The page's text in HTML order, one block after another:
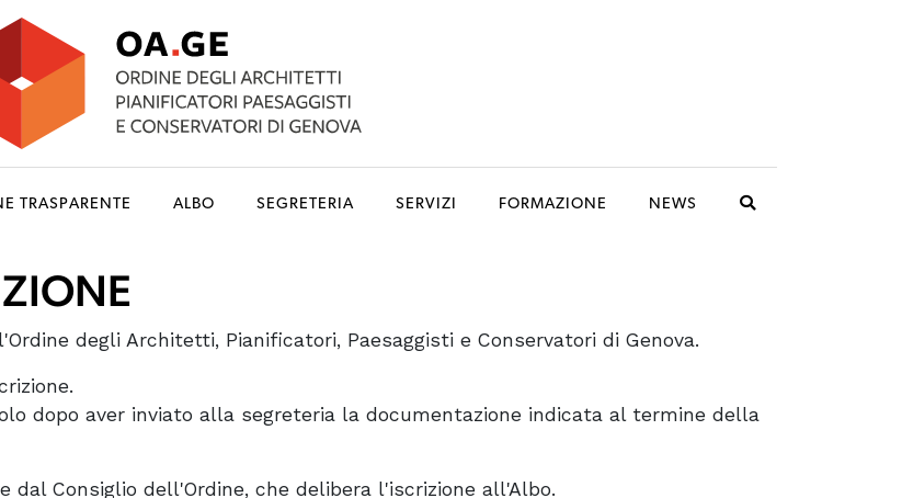
TRASPARENTE ALBO SEGRETERIA SERVIZI FORMAZIONE NEWS
degli Architetti, Pianificatori, Paesaggisti e Conservatori di Genova.
dopo aver inviato alla segreteria la documentazione indicata al termine della
dal Consiglio dell'Ordine, che delibera l'iscrizione all'Albo.